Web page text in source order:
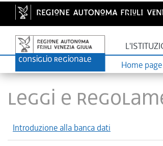
Home page
LEGGI E
Introduzione alla banca dati